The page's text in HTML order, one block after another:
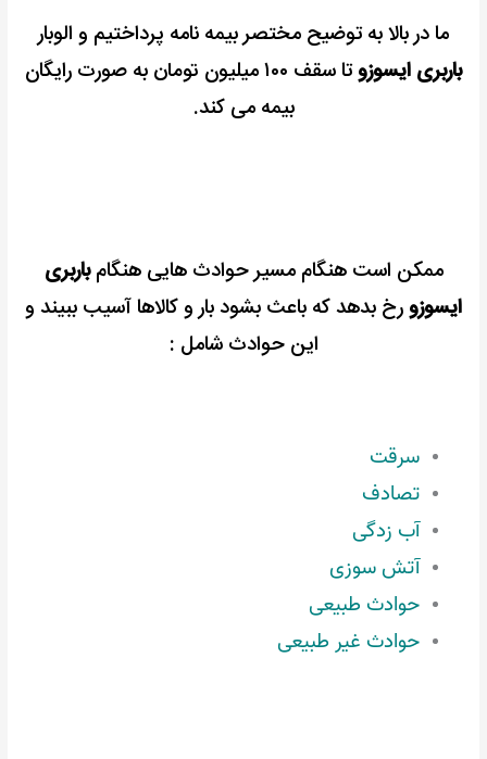
ما در بالا به توضیح مختصر بیمه نامه پرداختیم و الوبار
باربری ایسوزو
تا سقف ۱۰۰ میلیون تومان به صورت رایگان
بیمه می کند.
ممکن است هنگام مسیر حوادث هایی هنگامباربری
ایسوزورخ بدهد که باعث بشود بار و کالاها آسیب ببیند و
این حوادث شامل :
سرقت
تصادف
آب زدگی
آتش سوزی
حوادث طبیعی
حوادث غیر طبیعی